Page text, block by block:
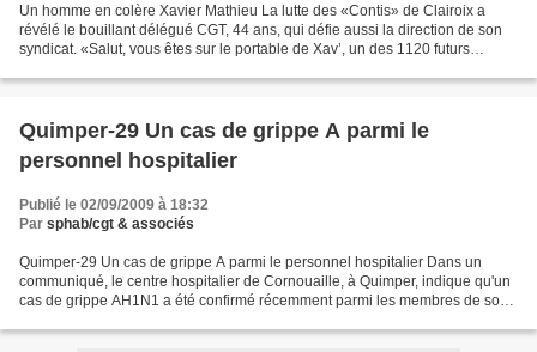
Un homme en colère Xavier Mathieu La lutte des «Contis» de Clairoix a
révélé le bouillant délégué CGT, 44 ans, qui défie aussi la direction de son
syndicat. «Salut, vous êtes sur le portable de Xav’, un des 1120 futurs
Quimper-29 Un cas de grippe A parmi le
personnel hospitalier
Publié le 02/09/2009 à 18:32
Par sphab/cgt & associés
Quimper-29 Un cas de grippe A parmi le personnel hospitalier Dans un
communiqué, le centre hospitalier de Cornouaille, à Quimper, indique qu'un
cas de grippe AH1N1 a été confirmé récemment parmi les membres de son